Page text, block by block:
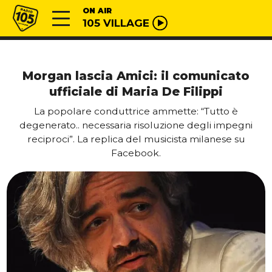
Vai al contenuto
Radio 105 ON AIR
105 VILLAGE
Morgan lascia Amici: il comunicato
ufficiale di Maria De Filippi
La popolare conduttrice ammette: “Tutto è
degenerato.. necessaria risoluzione degli impegni
reciproci”. La replica del musicista milanese su
Facebook.